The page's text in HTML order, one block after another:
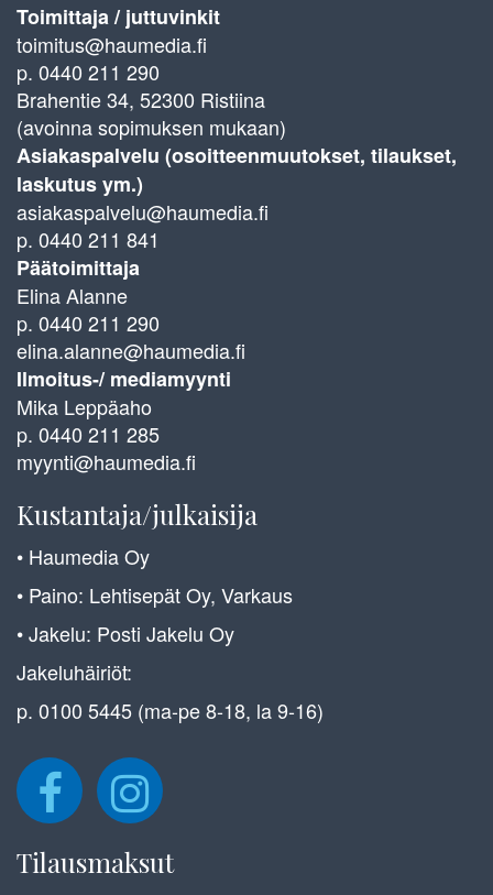
Toimittaja / juttuvinkit
toimitus@haumedia.fi
p. 0440 211 290
Brahentie 34, 52300 Ristiina
(avoinna sopimuksen mukaan)
Asiakaspalvelu (osoitteenmuutokset, tilaukset,
laskutus ym.)
asiakaspalvelu@haumedia.fi
p. 0440 211 841
Päätoimittaja
Elina Alanne
p. 0440 211 290
elina.alanne@haumedia.fi
Ilmoitus-/ mediamyynti
Mika Leppäaho
p. 0440 211 285
myynti@haumedia.fi
Kustantaja/julkaisija
• Haumedia Oy
• Paino: Lehtisepät Oy, Varkaus
• Jakelu: Posti Jakelu Oy
Jakeluhäiriöt:
p. 0100 5445 (ma-pe 8-18, la 9-16)
Tilausmaksut